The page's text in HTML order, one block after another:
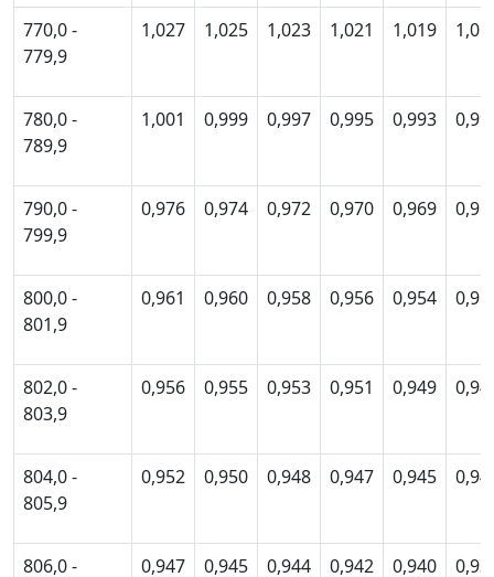
770,0 -
779,9
1,027 1,025 1,023 1,021 1,019
780,0 -
789,9
1,001 0,999 0,997 0,995 0,993
790,0 -
799,9
0,976 0,974 0,972 0,970 0,969
800,0 -
801,9
0,961 0,960 0,958 0,956 0,954
802,0 -
803,9
0,956 0,955 0,953 0,951 0,949
804,0 -
805,9
0,952 0,950 0,948 0,947 0,945
806,0 -
0,947 0,945 0,944 0,942 0,940